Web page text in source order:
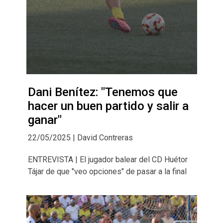
Dani Benítez: "Tenemos que
hacer un buen partido y salir a
ganar"
22/05/2025 | David Contreras
ENTREVISTA | El jugador balear del CD Huétor
Tájar de que "veo opciones" de pasar a la final